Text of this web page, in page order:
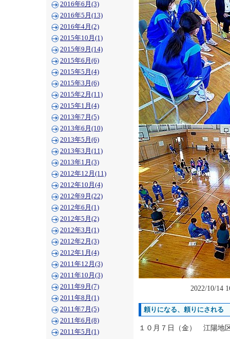
2016年6月(3)
2016年5月(13)
2016年4月(2)
2015年10月(1)
2015年9月(14)
2015年6月(6)
2015年5月(4)
2015年3月(6)
2015年2月(11)
2015年1月(4)
2013年7月(5)
2013年6月(10)
2013年5月(6)
2013年3月(11)
2013年1月(3)
2012年12月(11)
2012年10月(4)
2012年9月(22)
2012年6月(1)
2012年5月(2)
2012年3月(1)
2012年2月(3)
2012年1月(4)
2011年12月(3)
2011年10月(3)
2011年9月(7)
2011年8月(1)
2011年7月(5)
2011年6月(8)
2011年5月(1)
2022/10/14
頼りになる、頼りにされる
１０月７日（金） 江陽地